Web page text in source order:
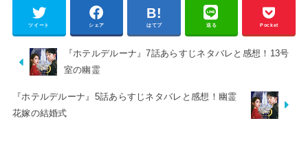
ツイート シェア はてブ 送る Pocket
『ホテルデルーナ』7話あらすじネタバレと感想！13号
室の幽霊
『ホテルデルーナ』5話あらすじネタバレと感想！幽霊
花嫁の結婚式